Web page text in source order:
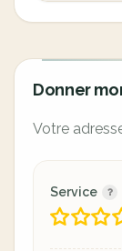
Donner
Votre
Service